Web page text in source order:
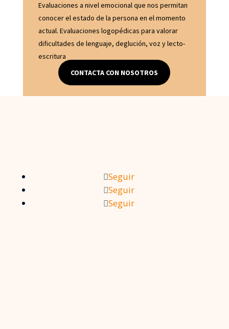
Evaluaciones a nivel emocional que nos permitan
conocer el estado de la persona en el momento
actual. Evaluaciones logopédicas para valorar
dificultades de lenguaje, deglución, voz y lecto-
escritura
CONTACTA CON NOSOTROS
Seguir
Seguir
Seguir